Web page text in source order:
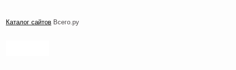
Каталог сайтов Всего.ру